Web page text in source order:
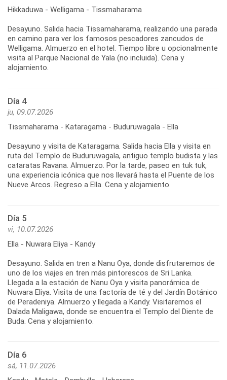
Hikkaduwa - Welligama - Tissmaharama
Desayuno. Salida hacia Tissamaharama, realizando una parada
en camino para ver los famosos pescadores zancudos de
Welligama. Almuerzo en el hotel. Tiempo libre u opcionalmente
visita al Parque Nacional de Yala (no incluida). Cena y
Día 4
ju, 09.07.2026
Tissmaharama - Kataragama - Buduruwagala - Ella
Desayuno y visita de Kataragama. Salida hacia Ella y visita en
ruta del Templo de Buduruwagala, antiguo templo budista y las
cataratas Ravana. Almuerzo. Por la tarde, paseo en tuk tuk,
una experiencia icónica que nos llevará hasta el Puente de los
Día 5
vi, 10.07.2026
Ella - Nuwara Eliya - Kandy
Desayuno. Salida en tren a Nanu Oya, donde disfrutaremos de
uno de los viajes en tren más pintorescos de Sri Lanka.
Llegada a la estación de Nanu Oya y visita panorámica de
Nuwara Eliya. Visita de una factoría de té y del Jardín Botánico
de Peradeniya. Almuerzo y llegada a Kandy. Visitaremos el
Dalada Maligawa, donde se encuentra el Templo del Diente de
Día 6
sá, 11.07.2026